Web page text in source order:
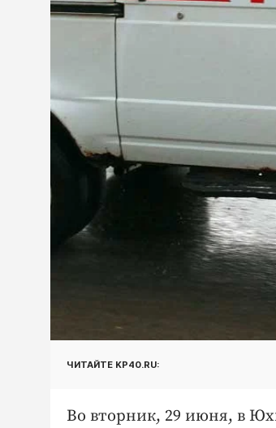
ЧИТАЙТЕ KP40.RU:
Во вторник, 29 июня, в